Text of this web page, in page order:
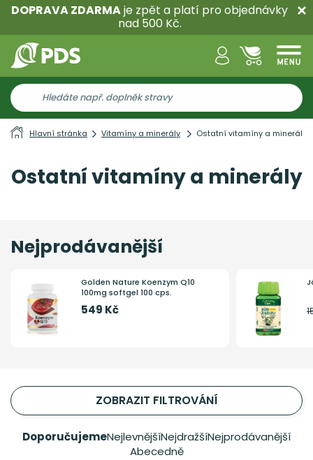
DOPRAVA ZDARMAje zpět a platí pro objednávky
nad 500 Kč.
Hlavní stránka Vitamíny a minerály Ostatní vitamíny a minerály
Ostatní vitamíny a minerály
Nejprodávanější
Golden Nature Koenzym Q10
100mg softgel 100 cps.
549 Kč
ZOBRAZIT FILTROVÁNÍ
DoporučujemeNejlevnějšíNejdražšíNejprodávanější
Abecedně